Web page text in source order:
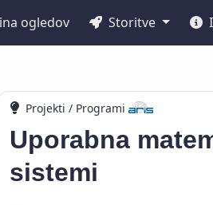
ogledov Storitve
Projekti / Programi
Uporabna
sistemi